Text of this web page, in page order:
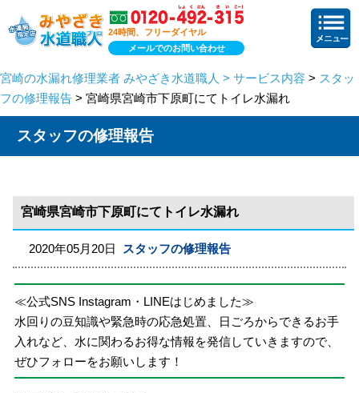
24時間、フリーダイヤル
メールでのお問い合わせ
宮崎の水漏れ修理業者 みやざき水道職人 > サービス内容 > スタッ
フの修理報告 > 宮崎県宮崎市下原町にてトイレ水漏れ
スタッフの修理報告
宮崎県宮崎市下原町にてトイレ水漏れ
2020年05月20日 スタッフの修理報告
≪公式SNS Instagram・LINEはじめました≫
水回りの豆知識や緊急時の応急処置、日ごろからできるお手
入れなど、水に関わるお得な情報を発信していきますので、
ぜひフォローをお願いします！